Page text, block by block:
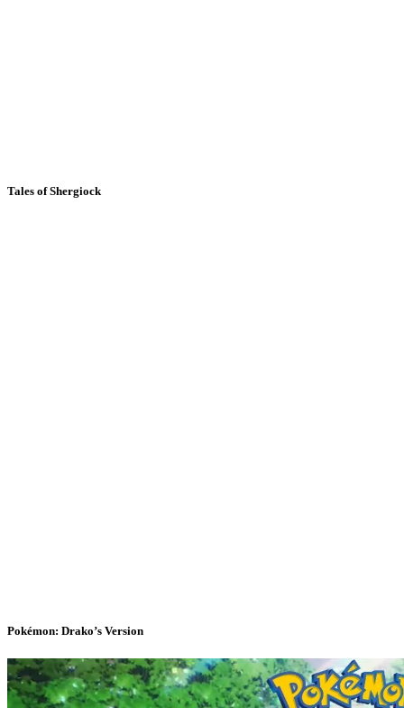
Tales of Shergiock
Pokémon: Drako’s Version